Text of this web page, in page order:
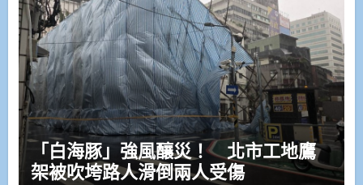
「白海豚」強風釀災！ 北市工地鷹
架被吹垮路人滑倒兩人受傷